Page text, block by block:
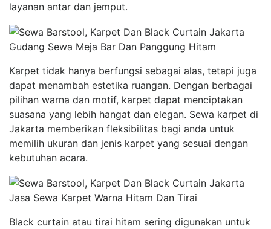
layanan antar dan jemput.
Gudang Sewa Meja Bar Dan Panggung Hitam
Karpet tidak hanya berfungsi sebagai alas, tetapi juga
dapat menambah estetika ruangan. Dengan berbagai
pilihan warna dan motif, karpet dapat menciptakan
suasana yang lebih hangat dan elegan. Sewa karpet di
Jakarta memberikan fleksibilitas bagi anda untuk
memilih ukuran dan jenis karpet yang sesuai dengan
kebutuhan acara.
Jasa Sewa Karpet Warna Hitam Dan Tirai
Black curtain atau tirai hitam sering digunakan untuk